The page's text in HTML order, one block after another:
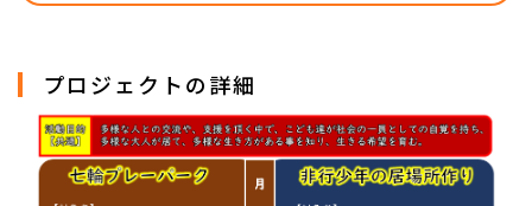
プロジェクトの詳細